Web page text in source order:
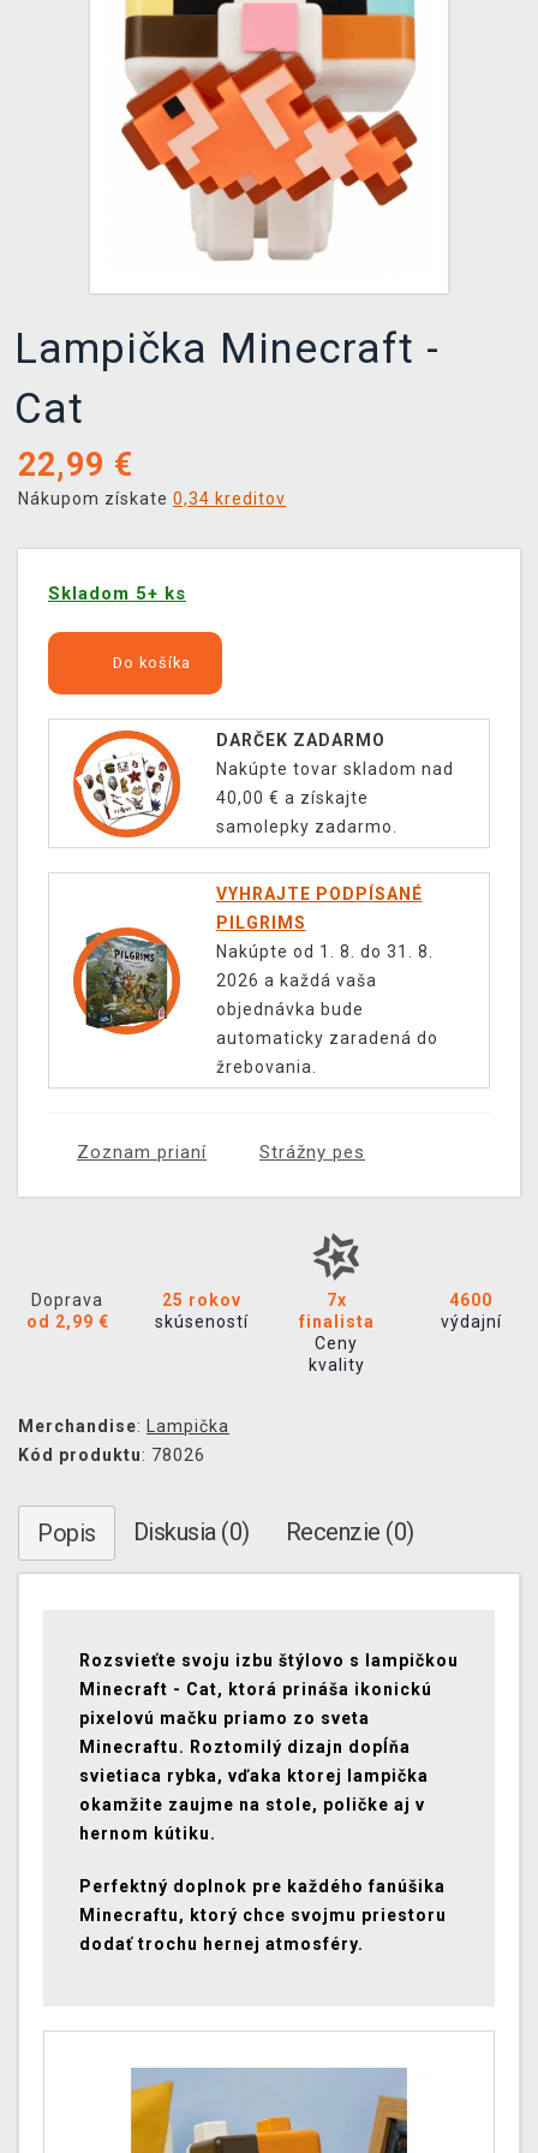
XZONE KLUB
Lampička Minecraft -
Cat
22,99 €
Nákupom získate 0,34 kreditov
Skladom 5+ ks
Do košíka
DARČEK ZADARMO
Nakúpte tovar skladom nad
40,00 € a získajte
samolepky zadarmo.
VYHRAJTE PODPÍSANÉ
PILGRIMS
Nakúpte od 1. 8. do 31. 8.
2026 a každá vaša
objednávka bude
automaticky zaradená do
žrebovania.
Zoznam prianí Strážny pes
Doprava
od 2,99 €
25 rokov
skúseností
7x
finalista
Ceny
kvality
4600
výdajní
Merchandise: Lampička
Kód produktu: 78026
Popis Diskusia (0) Recenzie (0)
Rozsvieťte svoju izbu štýlovo s lampičkou
Minecraft - Cat, ktorá prináša ikonickú
pixelovú mačku priamo zo sveta
Minecraftu. Roztomilý dizajn dopĺňa
svietiaca rybka, vďaka ktorej lampička
okamžite zaujme na stole, poličke aj v
hernom kútiku.
Perfektný doplnok pre každého fanúšika
Minecraftu, ktorý chce svojmu priestoru
dodať trochu hernej atmosféry.